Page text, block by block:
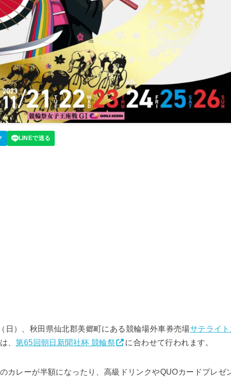
日）、秋田県仙北郡美郷町にある競輪場外車券売場サテライ
、第65回朝日新聞社杯 競輪祭 に合わせて行われます。
カレーが半額になったり、高級ドリンクやQUOカードプレゼ